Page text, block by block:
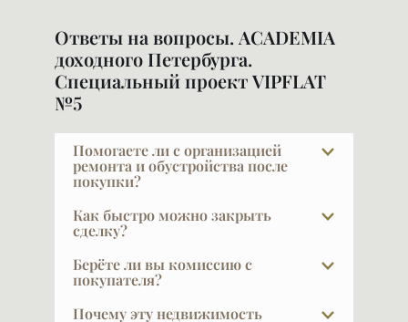
Ответы на вопросы. ACADEMIA
доходного Петербурга.
Специальный проект VIPFLAT
№5
Помогаете ли с организацией
ремонта и обустройства после
покупки?
Да, и это очень важный выбор — найти
дизайнера и строителя по рекомендации.
задача, поручать её стоит только тому,
кто был проверен. Мы видим, что
получается на реальных проектах,
Как быстро можно закрыть
сделку?
Обычный срок сделки — около трёх
недель. Примерно неделю ведётся
договора и внесение обеспечительного
Берёте ли вы комиссию с
покупателя?
При покупке в новых проектах — нет.
Почему эту недвижимость